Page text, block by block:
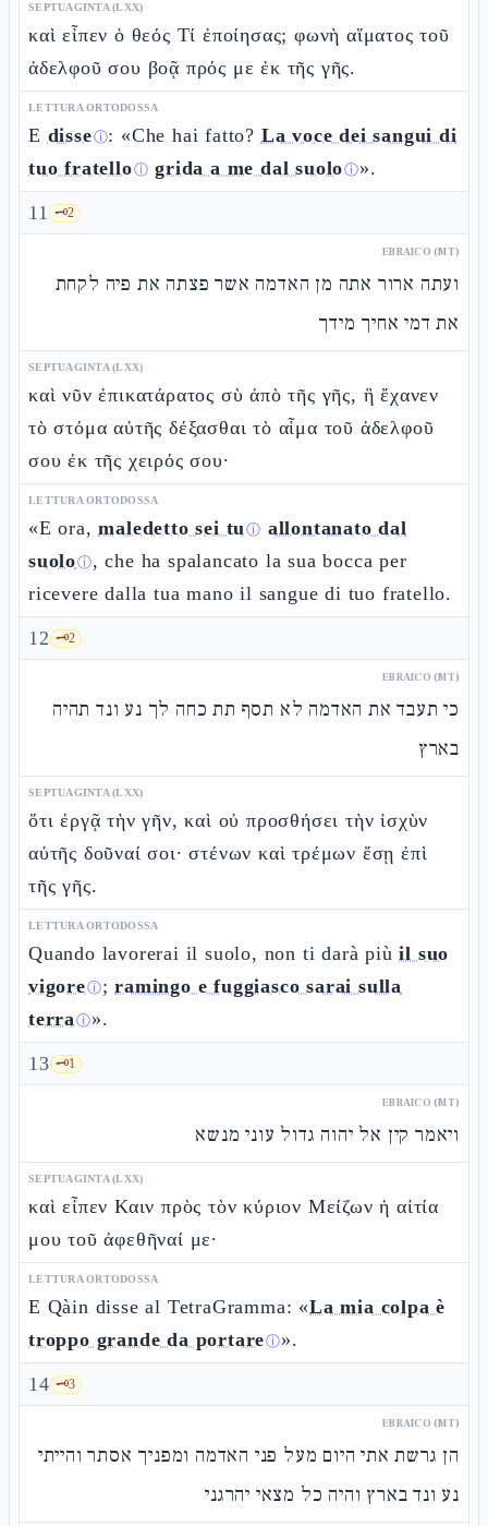
SEPTUAGINTA (LXX)
καὶ εἶπεν ὁ θεός Τί ἐποίησας; φωνὴ αἵματος τοῦ
ἀδελφοῦ σου βοᾷ πρός με ἐκ τῆς γῆς.
LETTURA ORTODOSSA
E disseⓘ: «Che hai fatto? La voce dei sangui di
tuo fratelloⓘ grida a me dal suoloⓘ».
11 🗝️2
EBRAICO (MT)
ועתה ארור אתה מן האדמה אשר פצתה את פיה לקחת
את דמי אחיך מידך
SEPTUAGINTA (LXX)
καὶ νῦν ἐπικατάρατος σὺ ἀπὸ τῆς γῆς, ἣ ἔχανεν
τὸ στόμα αὐτῆς δέξασθαι τὸ αἷμα τοῦ ἀδελφοῦ
σου ἐκ τῆς χειρός σου·
LETTURA ORTODOSSA
«E ora,maledetto sei tuⓘ allontanato dal
suoloⓘ, che ha spalancato la sua bocca per
ricevere dalla tua mano il sangue di tuo fratello.
12 🗝️2
EBRAICO (MT)
כי תעבד את האדמה לא תסף תת כחה לך נע ונד תהיה
בארץ
SEPTUAGINTA (LXX)
ὅτι ἐργᾷ τὴν γῆν, καὶ οὐ προσθήσει τὴν ἰσχὺν
αὐτῆς δοῦναί σοι· στένων καὶ τρέμων ἔσῃ ἐπὶ
τῆς γῆς.
LETTURA ORTODOSSA
Quando lavorerai il suolo, non ti darà piùil suo
vigoreⓘ;ramingo e fuggiasco sarai sulla
terraⓘ».
13 🗝️1
EBRAICO (MT)
ויאמר קין אל יהוה גדול עוני מנשא
SEPTUAGINTA (LXX)
καὶ εἶπεν Καιν πρὸς τὸν κύριον Μείζων ἡ αἰτία
μου τοῦ ἀφεθῆναί με·
LETTURA ORTODOSSA
E Qàin disse al TetraGramma: «La mia colpa è
troppo grande da portareⓘ».
14 🗝️3
EBRAICO (MT)
הן גרשת אתי היום מעל פני האדמה ומפניך אסתר והייתי
נע ונד בארץ והיה כל מצאי יהרגני